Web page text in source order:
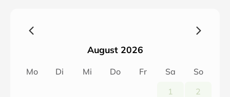
August 2026
Mo Di Mi Do Fr Sa
So
1
2